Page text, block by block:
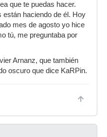
que te puedas hacer.
están haciendo de él. Hoy
mes de agosto yo hice
tú, me preguntaba por
Arnanz, que también
oscuro que dice KaRPin.